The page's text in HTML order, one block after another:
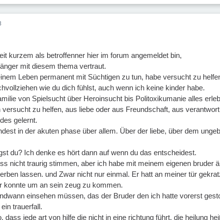
kurzem als betroffenner hier im forum angemeldet bin,
mit diesem thema vertraut.
Leben permanent mit Süchtigen zu tun, habe versucht zu
wie du dich fühlst, auch wenn ich keine kinder habe.
von Spielsucht über Heroinsucht bis Politoxikumanie alles
zu helfen, aus liebe oder aus Freundschaft, aus
gelernt.
in der akuten phase über allem. Über der liebe, über dem
du? Ich denke es hört dann auf wenn du das entscheidest.
nicht traurig stimmen, aber ich habe mit meinem eigenen bruder
lassen. und Zwar nicht nur einmal. Er hatt an meiner tür
konnte um an sein zeug zu kommen.
einsehen müssen, das der Bruder den ich hatte vorerst
trauerfall.
dass jede art von hilfe die nicht in eine richtung führt, die heilung